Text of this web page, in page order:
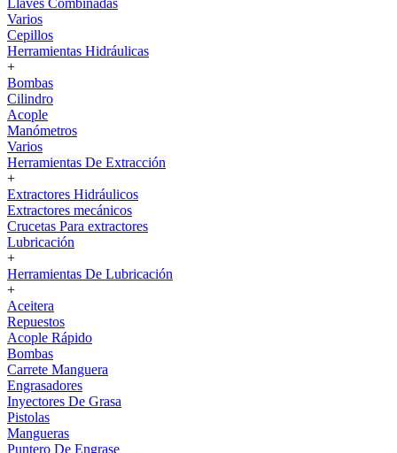
Llaves Combinadas
Varios
Cepillos
Herramientas Hidráulicas
+
Bombas
Cilindro
Acople
Manómetros
Varios
Herramientas De Extracción
+
Extractores Hidráulicos
Extractores mecánicos
Crucetas Para extractores
Lubricación
+
Herramientas De Lubricación
+
Aceitera
Repuestos
Acople Rápido
Bombas
Carrete Manguera
Engrasadores
Inyectores De Grasa
Pistolas
Mangueras
Puntero De Engrase